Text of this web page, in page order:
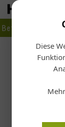
Diese
Betrieb